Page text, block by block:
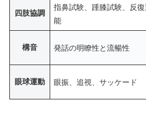
四肢協調
指鼻試験、踵膝試験、反
能
構音 発話の明瞭性と流暢性
眼球運動 眼振、追視、サッケード